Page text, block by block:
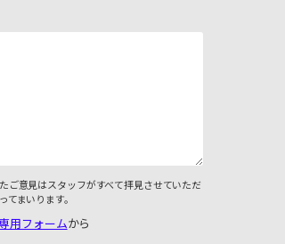
ご意見はスタッフがすべて拝見させていただ
まいります。
用フォームから